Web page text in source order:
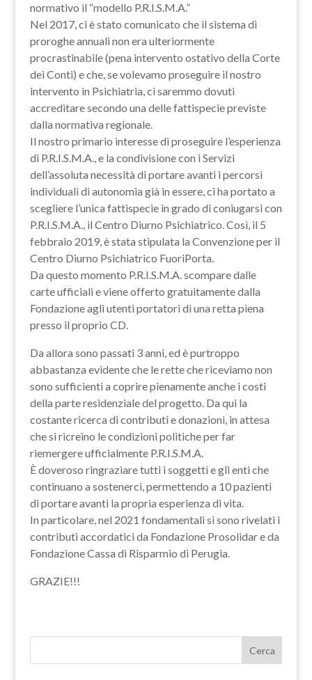
normativo il “modello P.R.I.S.M.A.”
Nel 2017, ci è stato comunicato che il sistema di
proroghe annuali non era ulteriormente
procrastinabile (pena intervento ostativo della Corte
dei Conti) e che, se volevamo proseguire il nostro
intervento in Psichiatria, ci saremmo dovuti
accreditare secondo una delle fattispecie previste
dalla normativa regionale.
Il nostro primario interesse di proseguire l’esperienza
di P.R.I.S.M.A., e la condivisione con i Servizi
dell’assoluta necessità di portare avanti i percorsi
individuali di autonomia già in essere, ci ha portato a
scegliere l’unica fattispecie in grado di coniugarsi con
P.R.I.S.M.A., il Centro Diurno Psichiatrico. Così, il 5
febbraio 2019, è stata stipulata la Convenzione per il
Centro Diurno Psichiatrico FuoriPorta.
Da questo momento P.R.I.S.M.A. scompare dalle
carte ufficiali e viene offerto gratuitamente dalla
Fondazione agli utenti portatori di una retta piena
presso il proprio CD.
Da allora sono passati 3 anni, ed è purtroppo
abbastanza evidente che le rette che riceviamo non
sono sufficienti a coprire pienamente anche i costi
della parte residenziale del progetto. Da qui la
costante ricerca di contributi e donazioni, in attesa
che si ricreino le condizioni politiche per far
riemergere ufficialmente P.R.I.S.M.A.
È doveroso ringraziare tutti i soggetti e gli enti che
continuano a sostenerci, permettendo a 10 pazienti
di portare avanti la propria esperienza di vita.
In particolare, nel 2021 fondamentali si sono rivelati i
contributi accordatici da Fondazione Prosolidar e da
Fondazione Cassa di Risparmio di Perugia.
GRAZIE!!!